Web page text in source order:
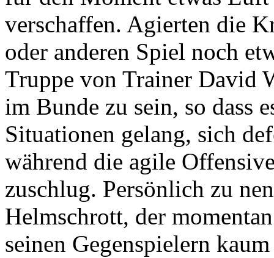
verschaffen. Agierten die
oder anderen Spiel noch
Truppe von Trainer David
im Bunde zu sein, so dass
Situationen gelang, sich
während die agile
zuschlug. Persönlich zu
Helmschrott, der
seinen Gegenspielern